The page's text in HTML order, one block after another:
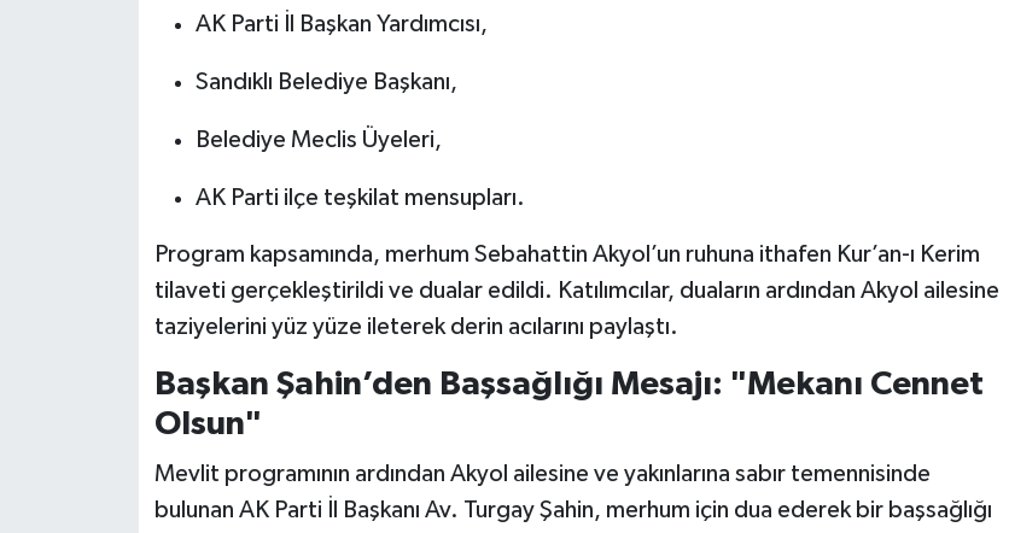
AK Parti İl Başkan Yardımcısı,
Sandıklı Belediye Başkanı,
Belediye Meclis Üyeleri,
AK Parti ilçe teşkilat mensupları.
Program kapsamında, merhum Sebahattin Akyol’un ruhuna ithafen Kur’an-ı Kerim
tilaveti gerçekleştirildi ve dualar edildi. Katılımcılar, duaların ardından Akyol ailesine
taziyelerini yüz yüze ileterek derin acılarını paylaştı.
Başkan Şahin’den Başsağlığı Mesajı: "Mekanı Cennet
Olsun"
Mevlit programının ardından Akyol ailesine ve yakınlarına sabır temennisinde
bulunan AK Parti İl Başkanı Av. Turgay Şahin, merhum için dua ederek bir başsağlığı